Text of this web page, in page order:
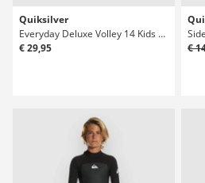
Quiksilver
Everyday Deluxe Volley 14 Kids Boardshorts
€ 29,95
€